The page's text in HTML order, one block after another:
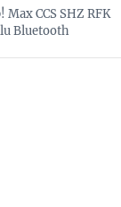
CCS SHZ RFK
Bluetooth